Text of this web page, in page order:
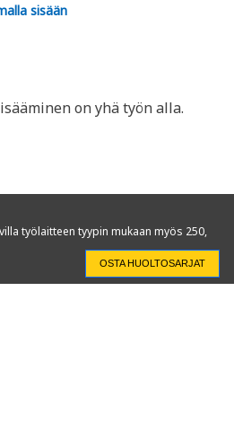
sisään
on yhä työn alla.
työlaitteen tyypin mukaan myös 250,
OSTA HUOLTOSARJAT